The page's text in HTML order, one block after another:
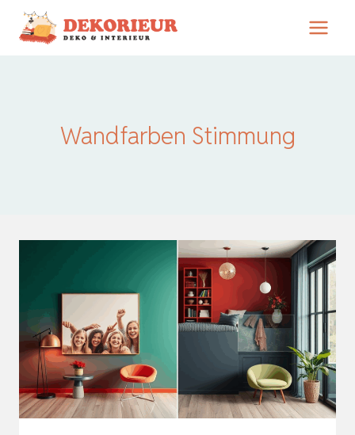
Zum
Inhalt
Wandfarben Stimmung